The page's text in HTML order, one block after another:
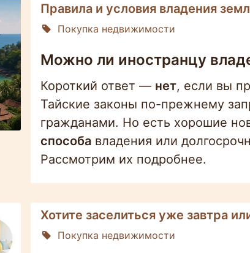
Правила и условия владения
Покупка недвижимости
Можно ли иностранцу
Короткий ответ — нет, если вы
Тайские законы по-прежнему
гражданами. Но есть хорошие
способа владения или
Рассмотрим их подробнее.
Хотите заселиться уже завтра
Покупка недвижимости